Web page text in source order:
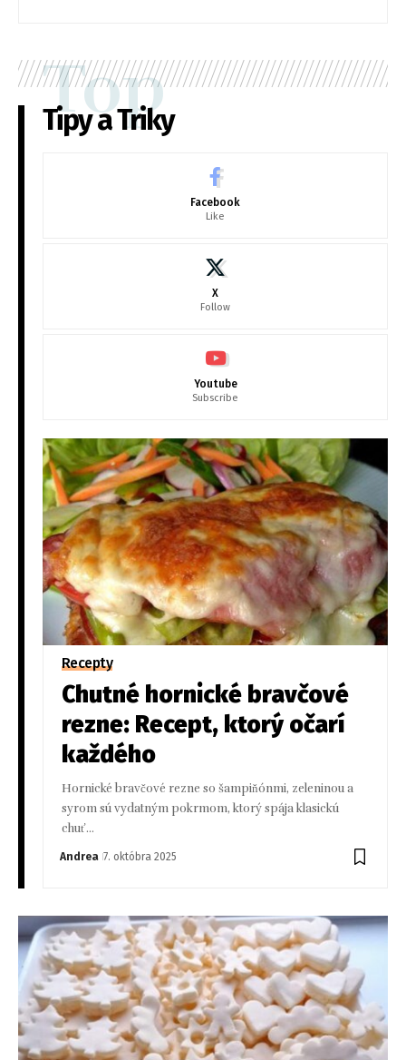
Tipy a Triky
Top
Facebook
Like
X
Follow
Youtube
Subscribe
Recepty
Chutné hornické bravčové
rezne: Recept, ktorý očarí
každého
Hornické bravčové rezne so šampiňónmi, zeleninou a
syrom sú vydatným pokrmom, ktorý spája klasickú
chuť…
Andrea 7. októbra 2025